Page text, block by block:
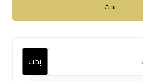
بحث
بحث